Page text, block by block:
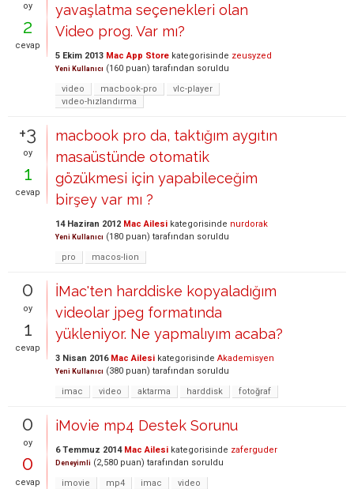
oy
2
cevap
yavaşlatma seçenekleri olan
Video prog. Var mı?
5 Ekim 2013 Mac App Store kategorisinde zeusyzed
Yeni Kullanıcı (160 puan) tarafından soruldu
video
macbook-pro
vlc-player
vıdeo-hızlandırma
+3
oy
1
cevap
macbook pro da, taktığım aygıtın
masaüstünde otomatik
gözükmesi için yapabileceğim
birşey var mı ?
14 Haziran 2012 Mac Ailesi kategorisinde nurdorak
Yeni Kullanıcı (180 puan) tarafından soruldu
pro
macos-lion
0
oy
1
cevap
İMac'ten harddiske kopyaladığım
videolar jpeg formatında
yükleniyor. Ne yapmalıyım acaba?
3 Nisan 2016 Mac Ailesi kategorisinde Akademisyen
Yeni Kullanıcı (380 puan) tarafından soruldu
imac
video aktarma harddisk fotoğraf
0
oy
0
cevap
iMovie mp4 Destek Sorunu
6 Temmuz 2014 Mac Ailesi kategorisinde zaferguder
Deneyimli (2,580 puan) tarafından soruldu
imovie
mp4 imac video